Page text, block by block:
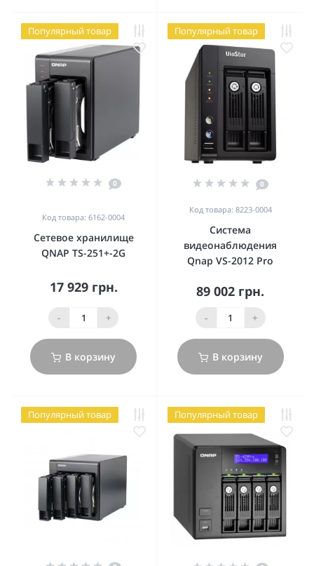
Популярный товар
0
Код товара: 6162-0004
Сетевое хранилище
QNAP TS-251+-2G
17 929 грн.
- +
В корзину
Популярный товар
0
Код товара: 8223-0004
Система
видеонаблюдения
Qnap VS-2012 Pro
89 002 грн.
- +
В корзину
Популярный товар Популярный товар